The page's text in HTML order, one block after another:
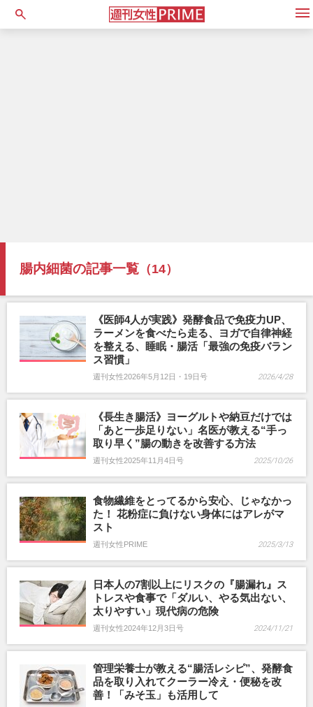
open
腸内細菌の記事一覧 （14）
《医師4人が実践》発酵食品で免疫力UP、
ラーメンを食べたら走る、ヨガで自律神経
を整える、睡眠・腸活「最強の免疫バラン
ス習慣」
週刊女性2026年5月12日・19日号 2026/4/28
《長生き腸活》ヨーグルトや納豆だけでは
「あと一歩足りない」名医が教える“手っ
取り早く”腸の動きを改善する方法
週刊女性2025年11月4日号 2025/10/26
食物繊維をとってるから安心、じゃなかっ
た！ 花粉症に負けない身体にはアレがマ
スト
週刊女性PRIME 2025/3/13
日本人の7割以上にリスクの『腸漏れ』ス
トレスや食事で「ダルい、やる気出ない、
太りやすい」現代病の危険
週刊女性2024年12月3日号 2024/11/21
管理栄養士が教える“腸活レシピ”、発酵食
品を取り入れてクーラー冷え・便秘を改
善！「みそ玉」も活用して